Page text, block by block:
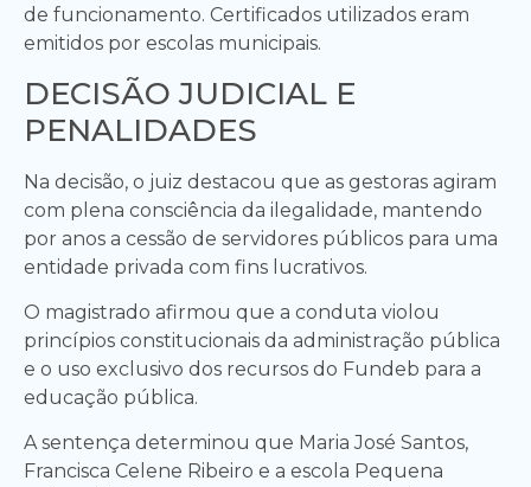
de funcionamento. Certificados utilizados eram
emitidos por escolas municipais.
DECISÃO JUDICIAL E
PENALIDADES
Na decisão, o juiz destacou que as gestoras agiram
com plena consciência da ilegalidade, mantendo
por anos a cessão de servidores públicos para uma
entidade privada com fins lucrativos.
O magistrado afirmou que a conduta violou
princípios constitucionais da administração pública
e o uso exclusivo dos recursos do Fundeb para a
educação pública.
A sentença determinou que Maria José Santos,
Francisca Celene Ribeiro e a escola Pequena